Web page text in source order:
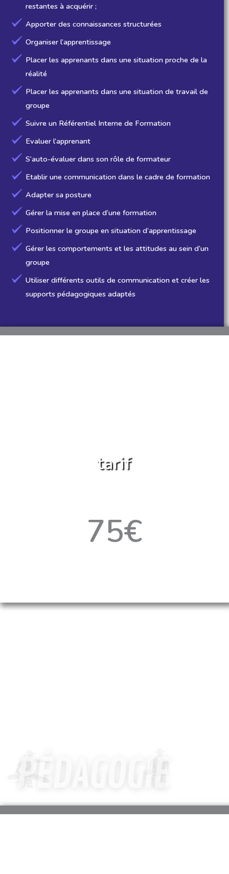
restantes à acquérir ;
Apporter des connaissances structurées
Organiser l’apprentissage
Placer les apprenants dans une situation proche de la
réalité
Placer les apprenants dans une situation de travail de
groupe
Suivre un Référentiel Interne de Formation
Evaluer l’apprenant
S’auto-évaluer dans son rôle de formateur
Etablir une communication dans le cadre de formation
Adapter sa posture
Gérer la mise en place d’une formation
Positionner le groupe en situation d’apprentissage
Gérer les comportements et les attitudes au sein d’un
groupe
Utiliser différents outils de communication et créer les
supports pédagogiques adaptés
tarif
75€